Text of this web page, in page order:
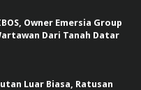
Owner Emersia Group
Dari Tanah Datar
Luar Biasa, Ratusan